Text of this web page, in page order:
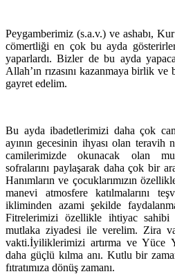
Peygamberimiz (s.a.v.) ve ashabı,
cömertliği en çok bu ayda
yaparlardı. Bizler de bu ayda
Allah’ın rızasını kazanmaya birlik
gayret edelim.
Bu ayda ibadetlerimizi daha çok
ayının gecesinin ihyası olan teravih
camilerimizde okunacak olan
sofralarını paylaşarak daha çok bir
Hanımların ve çocuklarımızın
manevi atmosfere katılmalarını
ikliminden azami şekilde
Fitrelerimizi özellikle ihtiyac sahibi
mutlaka ziyadesi ile verelim. Zira
vakti.İyiliklerimizi artırma ve Yüce
daha güçlü kılma anı. Kutlu bir
fıtratımıza dönüş zamanı.